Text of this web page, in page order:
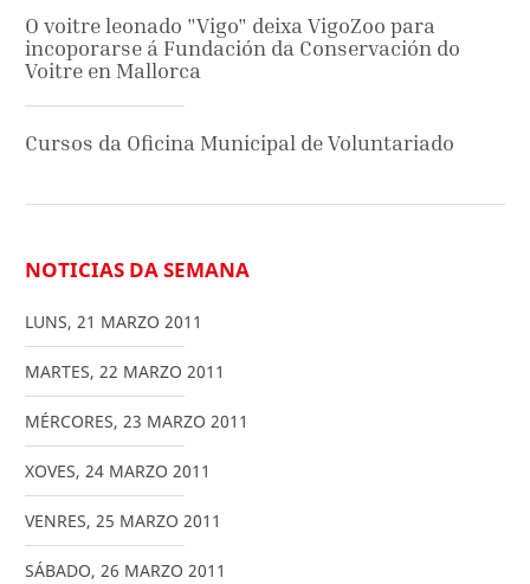
O voitre leonado "Vigo" deixa VigoZoo para
incoporarse á Fundación da Conservación do
Voitre en Mallorca
Cursos da Oficina Municipal de Voluntariado
NOTICIAS DA SEMANA
LUNS, 21 MARZO 2011
MARTES, 22 MARZO 2011
MÉRCORES, 23 MARZO 2011
XOVES, 24 MARZO 2011
VENRES, 25 MARZO 2011
SÁBADO, 26 MARZO 2011